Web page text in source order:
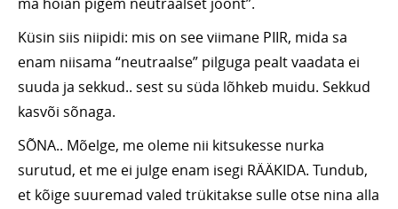
Küsin siis niipidi: mis on see viimane PIIR, mida sa
enam niisama “neutraalse” pilguga pealt vaadata ei
suuda ja sekkud.. sest su süda lõhkeb muidu. Sekkud
kasvõi sõnaga.
SÕNA.. Mõelge, me oleme nii kitsukesse nurka
surutud, et me ei julge enam isegi RÄÄKIDA. Tundub,
et kõige suuremad valed trükitakse sulle otse nina alla